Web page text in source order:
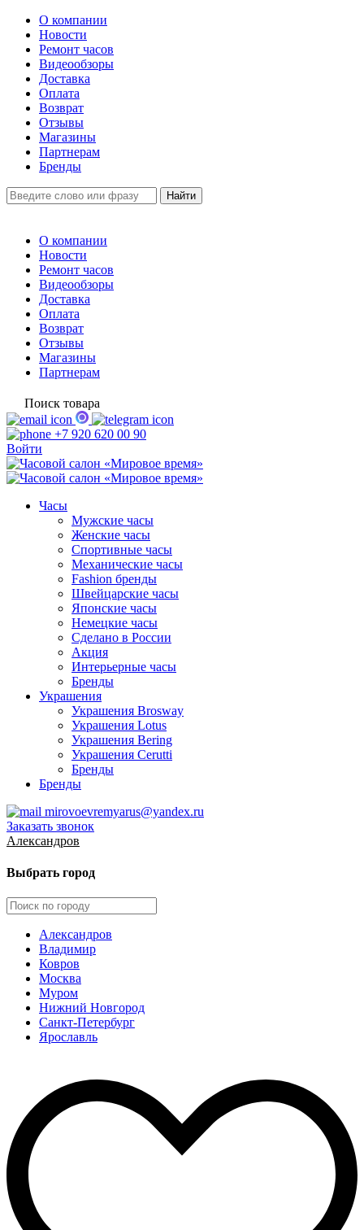
О компании
Новости
Ремонт часов
Видеообзоры
Доставка
Оплата
Возврат
Отзывы
Магазины
Партнерам
Бренды
О компании
Новости
Ремонт часов
Видеообзоры
Доставка
Оплата
Возврат
Отзывы
Магазины
Партнерам
Поиск товара
+7 920 620 00 90
Войти
Часы
Мужские часы
Женские часы
Спортивные часы
Механические часы
Fashion бренды
Швейцарские часы
Японские часы
Немецкие часы
Сделано в России
Акция
Интерьерные часы
Бренды
Украшения
Украшения Brosway
Украшения Lotus
Украшения Bering
Украшения Cerutti
Бренды
Бренды
mirovoevremyarus@yandex.ru
Заказать звонок
Александров
Выбрать город
Александров
Владимир
Ковров
Москва
Муром
Нижний Новгород
Санкт-Петербург
Ярославль